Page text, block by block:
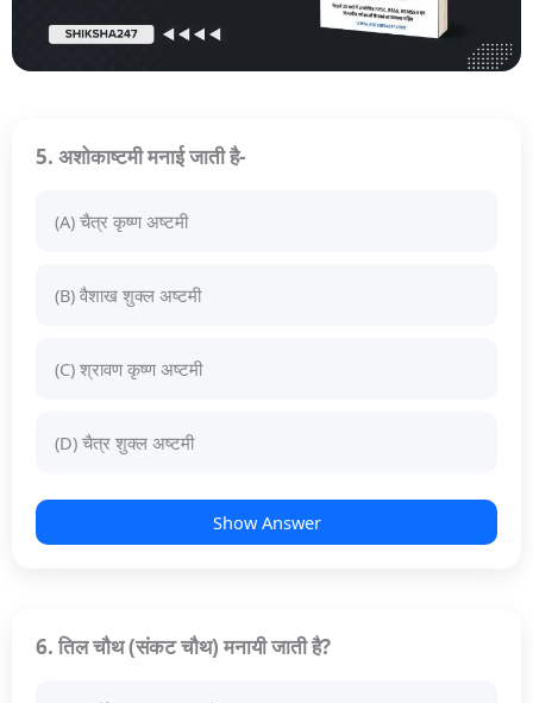
5. अशोकाष्टमी मनाई जाती है-
(A) चैत्र कृष्ण अष्टमी
(B) वैशाख शुक्ल अष्टमी
(C) श्रावण कृष्ण अष्टमी
(D) चैत्र शुक्ल अष्टमी
Show Answer
6. तिल चौथ (संकट चौथ) मनायी जाती है?